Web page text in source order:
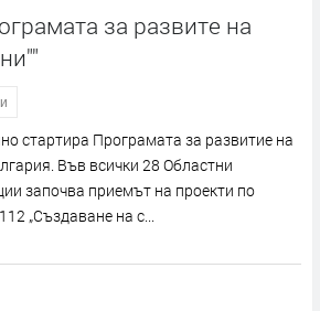
за развите на
стартира Програмата за развитие на
Във всички 28 Областни
започва приемът на проекти по
„Създаване на с...